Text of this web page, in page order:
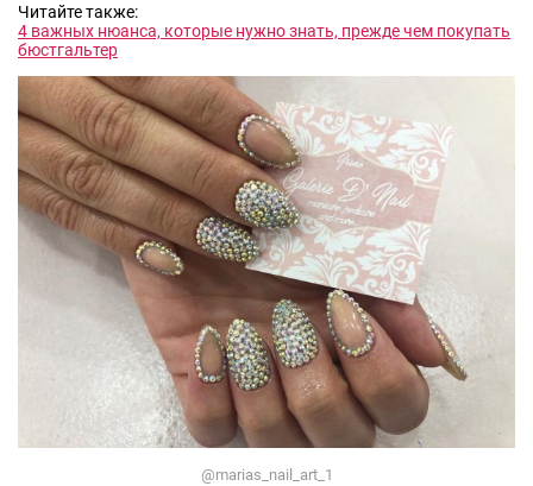
Читайте также:
4 важных нюанса, которые нужно знать, прежде чем покупать
бюстгальтер
@marias_nail_art_1